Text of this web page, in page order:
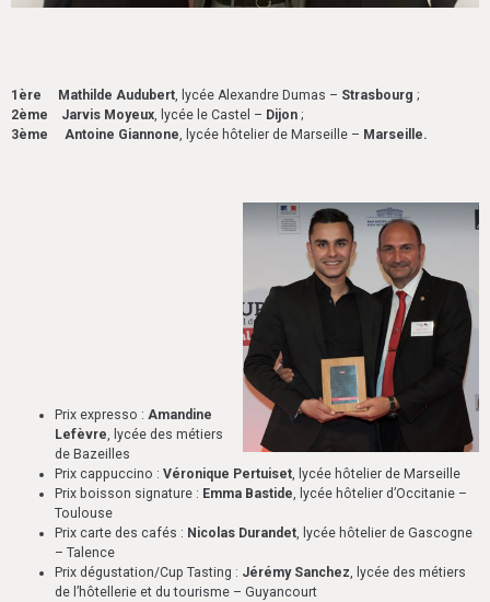
1ère Mathilde Audubert , lycée Alexandre Dumas – Strasbourg ;
2ème Jarvis Moyeux , lycée le Castel – Dijon ;
3ème Antoine Giannone , lycée hôtelier de Marseille – Marseille.
Prix expresso : Amandine
Lefèvre , lycée des métiers
de Bazeilles
Prix cappuccino : Véronique Pertuiset , lycée hôtelier de Marseille
Prix boisson signature : Emma Bastide , lycée hôtelier d’Occitanie –
Toulouse
Prix carte des cafés : Nicolas Durandet , lycée hôtelier de Gascogne
– Talence
Prix dégustation/Cup Tasting : Jérémy Sanchez , lycée des métiers
de l’hôtellerie et du tourisme – Guyancourt